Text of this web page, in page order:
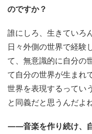
のですか？
誰にしろ、生きていろ
日々外側の世界で経験
て、無意識的に自分の
て自分の世界が生まれ
世界を表現するってい
と同義だと思うんだよね
——音楽を作り続け、